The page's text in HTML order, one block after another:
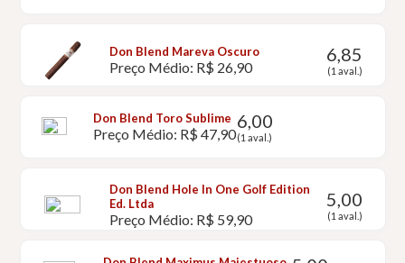
Don Blend Mareva Oscuro
Preço Médio: R$ 26,90
6,85
(1 aval.)
Don Blend Toro Sublime
Preço Médio: R$ 47,90
6,00
(1 aval.)
Don Blend Hole In One Golf Edition
Ed. Ltda
Preço Médio: R$ 59,90
5,00
(1 aval.)